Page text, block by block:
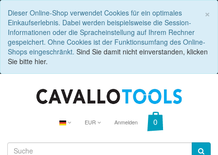
×
Dieser Online-Shop verwendet Cookies für ein optimales
Einkaufserlebnis. Dabei werden beispielsweise die Session-
Informationen oder die Spracheinstellung auf Ihrem Rechner
gespeichert. Ohne Cookies ist der Funktionsumfang des Online-
Shops eingeschränkt. Sind Sie damit nicht einverstanden, klicken
Sie bitte hier.
EUR Anmelden